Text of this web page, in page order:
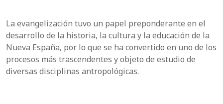
La evangelización tuvo un papel preponderante en el
desarrollo de la historia, la cultura y la educación de la
Nueva España, por lo que se ha convertido en uno de los
procesos más trascendentes y objeto de estudio de
diversas disciplinas antropológicas.